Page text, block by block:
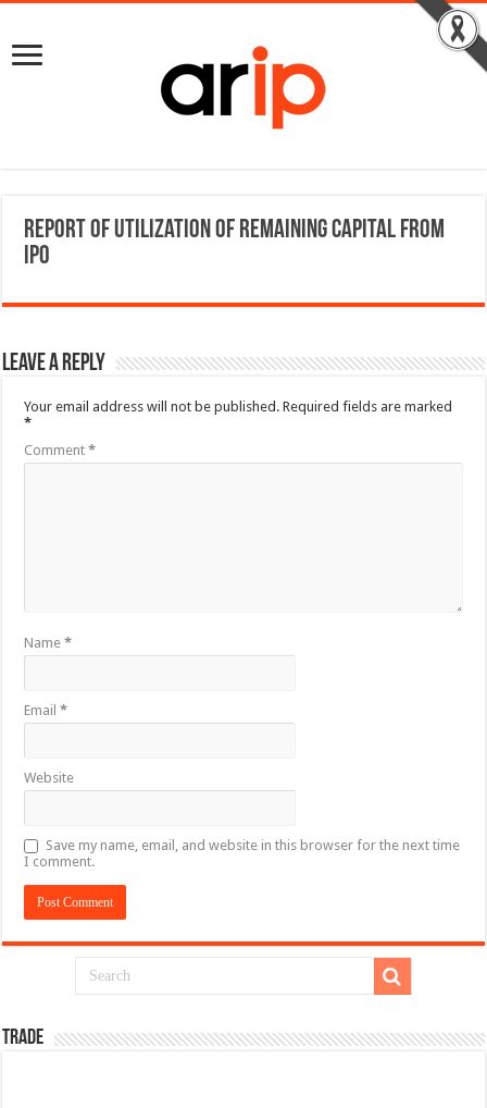
Report of utilization of remaining capital from
IPO
Leave a Reply
Your email address will not be published. Required fields are marked
*
Comment*
Name*
Email*
Website
Save my name, email, and website in this browser for the next time
I comment.
TRADE